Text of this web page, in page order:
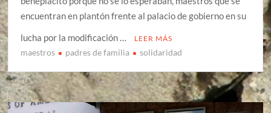
encuentran en plantón frente al palacio de gobierno en su
lucha por la modificación …
LEER MÁS
maestros padres de familia solidaridad